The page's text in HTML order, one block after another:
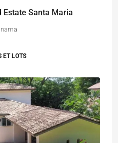
Estate Santa Maria
ET LOTS